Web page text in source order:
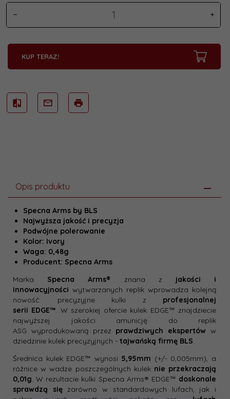
KUP TERAZ!
Opis produktu
Specna Arms by BLS
Najwyższa jakość i precyzja
Podwójne polerowanie
Kolor: Ivory
Waga: 0,48g
Producent: Specna Arms
Marka Specna Arms® znana z
jakości i
innowacyjności wytwarzanych replik wprowadza kolejną
nowość: precyzyjne
kulki z
profesjonalnej
serii EDGE™. W szerokiej ofercie kulek EDGE™ znajdziecie
najwyższej jakości amunicję
do replik
ASG wyprodukowaną przez prawdziwych ekspertóww
dziedzinie kulek precyzyjnych - tajwańską firmę BLS.
Średnica kulek EDGE™ wynosi 5,95mm (+/- 0,005mm), a
różnice w wadze poszczególnych kulek nie przekraczają
0,01g. W rezultacie kulki Specna Arms® EDGE™ doskonale
sprawdzą się zarówno w standardowych lufach, jak i